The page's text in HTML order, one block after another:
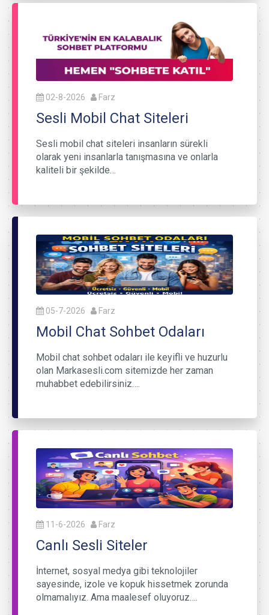
02-8-2026 Farz
Sesli Mobil Chat Siteleri
Sesli mobil chat siteleri insanların sürekli
olarak yeni insanlarla tanışmasına ve onlarla
kaliteli bir şekilde…
05-7-2026 Farz
Mobil Chat Sohbet Odaları
Mobil chat sohbet odaları ile keyifli ve huzurlu
olan Markasesli.com sitemizde her zaman
muhabbet edebilirsiniz….
11-6-2026 Farz
Canlı Sesli Siteler
İnternet, sosyal medya gibi teknolojiler
sayesinde, izole ve kopuk hissetmek zorunda
olmamalıyız. Ama maalesef oluyoruz….